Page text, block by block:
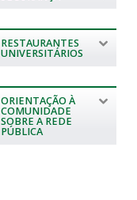
RESTAURANTES
UNIVERSITÁRIOS
ORIENTAÇÃO À
COMUNIDADE
SOBRE A REDE
PÚBLICA